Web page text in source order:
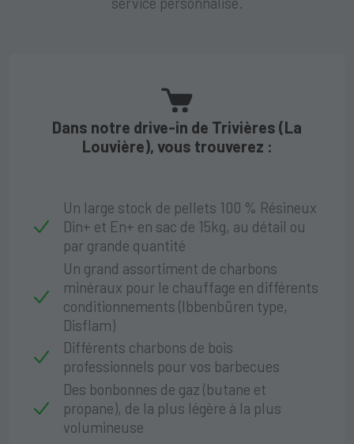
Dans notre drive-in de Trivières (La
Louvière), vous trouverez :
Un large stock de pellets 100 % Résineux
Din+ et En+ en sac de 15kg, au détail ou
par grande quantité
Un grand assortiment de charbons
minéraux pour le chauffage en différents
conditionnements (Ibbenbüren type,
Disflam)
Différents charbons de bois
professionnels pour vos barbecues
Des bonbonnes de gaz (butane et
propane), de la plus légère à la plus
volumineuse